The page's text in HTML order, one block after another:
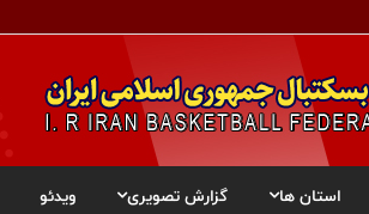
استان ها گزارش تصویری ویدئو